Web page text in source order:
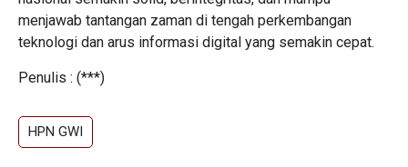
menjawab tantangan zaman di tengah perkembangan
teknologi dan arus informasi digital yang semakin cepat.
Penulis : (***)
HPN GWI